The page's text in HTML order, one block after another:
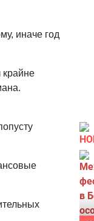
иначе год
крайне